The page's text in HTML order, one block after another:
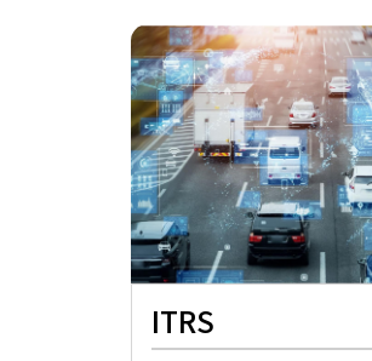
ITRS